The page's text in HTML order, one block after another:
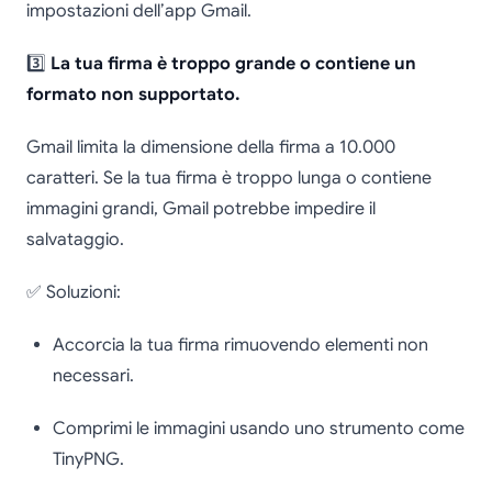
impostazioni dell’app Gmail.
3️⃣ La tua firma è troppo grande o contiene un
formato non supportato.
Gmail limita la dimensione della firma a 10.000
caratteri. Se la tua firma è troppo lunga o contiene
immagini grandi, Gmail potrebbe impedire il
salvataggio.
✅ Soluzioni:
Accorcia la tua firma rimuovendo elementi non
necessari.
Comprimi le immagini usando uno strumento come
TinyPNG.